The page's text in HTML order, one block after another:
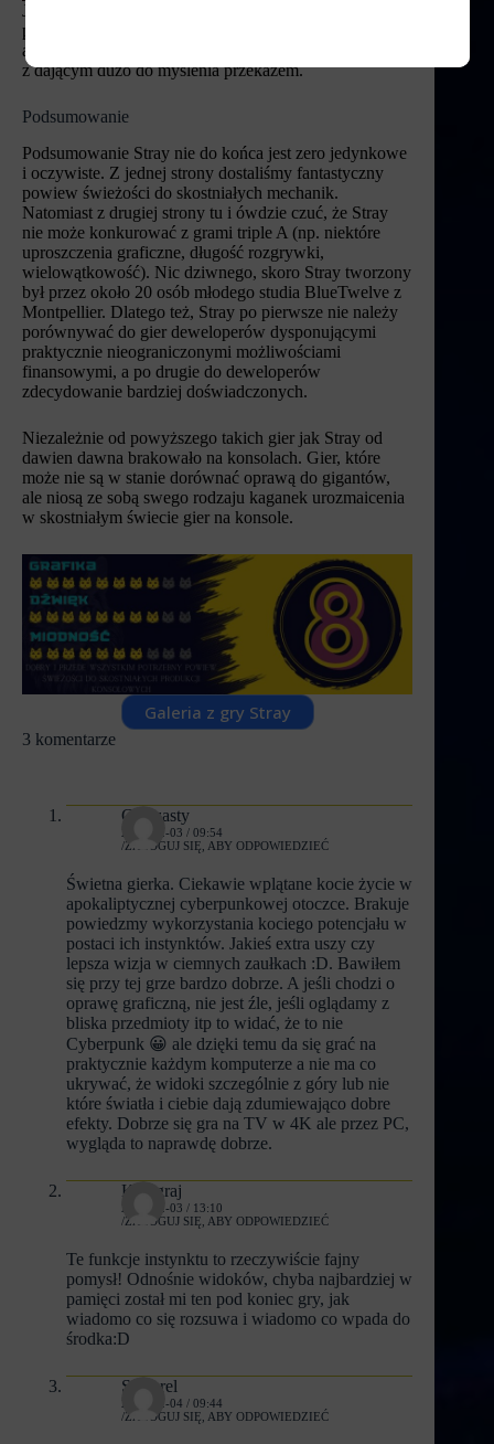
Jeszcze przed podsumowaniem muszę napisać, że jeżeli
połączymy to wszystko (fabuła, styl graficzny, oprawa
audio) w całość, to wychodzi całkiem dobra produkcja
z dającym dużo do myślenia przekazem.
Podsumowanie
Podsumowanie Stray nie do końca jest zero jedynkowe
i oczywiste. Z jednej strony dostaliśmy fantastyczny
powiew świeżości do skostniałych mechanik.
Natomiast z drugiej strony tu i ówdzie czuć, że Stray
nie może konkurować z grami triple A (np. niektóre
uproszczenia graficzne, długość rozgrywki,
wielowątkowość). Nic dziwnego, skoro Stray tworzony
był przez około 20 osób młodego studia BlueTwelve z
Montpellier. Dlatego też, Stray po pierwsze nie należy
porównywać do gier deweloperów dysponującymi
praktycznie nieograniczonymi możliwościami
finansowymi, a po drugie do deweloperów
zdecydowanie bardziej doświadczonych.
Niezależnie od powyższego takich gier jak Stray od
dawien dawna brakowało na konsolach. Gier, które
może nie są w stanie dorównać oprawą do gigantów,
ale niosą ze sobą swego rodzaju kaganek urozmaicenia
w skostniałym świecie gier na konsole.
Galeria z gry Stray
3 komentarze
Czarzasty
2023-02-03 / 09:54
ZALOGUJ SIĘ, ABY ODPOWIEDZIEĆ
Świetna gierka. Ciekawie wplątane kocie życie w
apokaliptycznej cyberpunkowej otoczce. Brakuje
powiedzmy wykorzystania kociego potencjału w
postaci ich instynktów. Jakieś extra uszy czy
lepsza wizja w ciemnych zaułkach :D. Bawiłem
się przy tej grze bardzo dobrze. A jeśli chodzi o
oprawę graficzną, nie jest źle, jeśli oglądamy z
bliska przedmioty itp to widać, że to nie
Cyberpunk 😀 ale dzięki temu da się grać na
praktycznie każdym komputerze a nie ma co
ukrywać, że widoki szczególnie z góry lub nie
które światła i ciebie dają zdumiewająco dobre
efekty. Dobrze się gra na TV w 4K ale przez PC,
wygląda to naprawdę dobrze.
Kocigraj
2023-02-03 / 13:10
ZALOGUJ SIĘ, ABY ODPOWIEDZIEĆ
Te funkcje instynktu to rzeczywiście fajny
pomysł! Odnośnie widoków, chyba najbardziej w
pamięci został mi ten pod koniec gry, jak
wiadomo co się rozsuwa i wiadomo co wpada do
środka:D
Satharel
2023-02-04 / 09:44
ZALOGUJ SIĘ, ABY ODPOWIEDZIEĆ